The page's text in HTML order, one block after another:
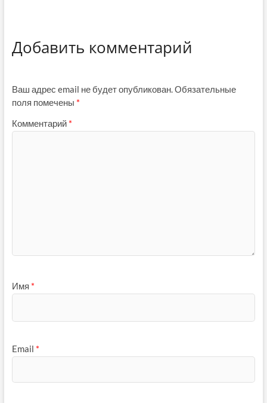
Добавить комментарий
Ваш адрес email не будет опубликован.Обязательные
поля помечены *
Комментарий *
Имя *
Email *